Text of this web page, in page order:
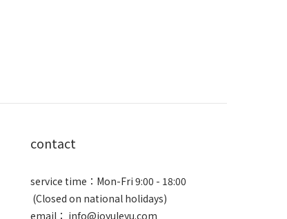
contact
service time：Mon-Fri 9:00 - 18:00
(Closed on national holidays)
email： info@joyuleyu.com